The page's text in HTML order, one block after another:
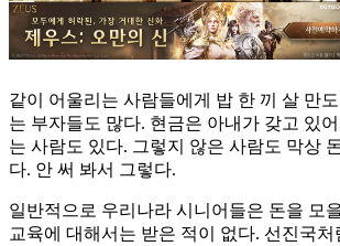
같이 어울리는 사람들에게 밥 한 끼 살 만
는 부자들도 많다. 현금은 아내가 갖고 있
는 사람도 있다. 그렇지 않은 사람도 막상
다. 안 써 봐서 그렇다.
일반적으로 우리나라 시니어들은 돈을 모
교육에 대해서는 받은 적이 없다. 선진국